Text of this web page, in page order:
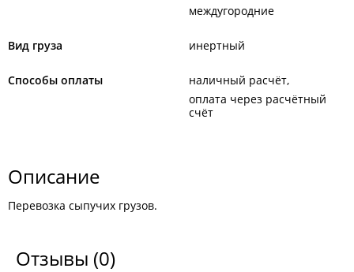
междугородние
Вид груза инертный
Способы оплаты
наличный расчёт
оплата через расчётный
счёт
Описание
Перевозка сыпучих грузов.
Отзывы (0)